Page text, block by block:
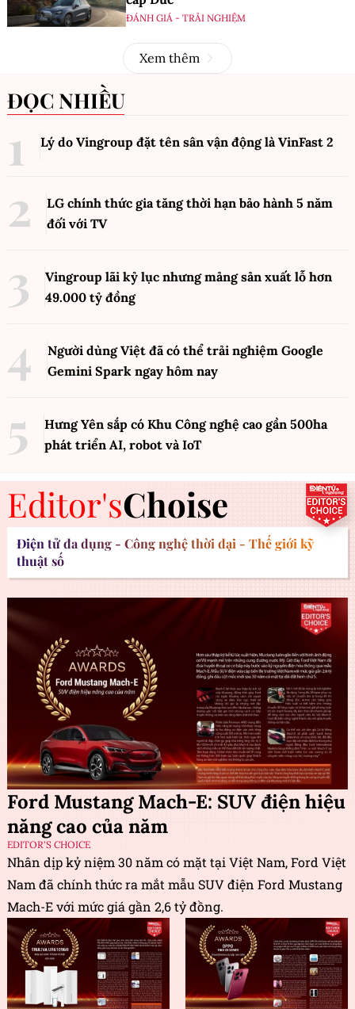
ĐÁNH GIÁ - TRẢI NGHIỆM
Xem thêm
ĐỌC NHIỀU
Lý do Vingroup đặt tên sân vận động là VinFast 2
LG chính thức gia tăng thời hạn bảo hành 5 năm
đối với TV
Vingroup lãi kỷ lục nhưng mảng sản xuất lỗ hơn
49.000 tỷ đồng
Người dùng Việt đã có thể trải nghiệm Google
Gemini Spark ngay hôm nay
Hưng Yên sắp có Khu Công nghệ cao gần 500ha
phát triển AI, robot và IoT
Editor'sChoise
Điện tử đa dụng - Công nghệ thời đại - Thế giới kỹ
thuật số
Ford Mustang Mach-E: SUV điện hiệu
năng cao của năm
EDITOR'S CHOICE
Nhân dịp kỷ niệm 30 năm có mặt tại Việt Nam, Ford Việt
Nam đã chính thức ra mắt mẫu SUV điện Ford Mustang
Mach-E với mức giá gần 2,6 tỷ đồng.